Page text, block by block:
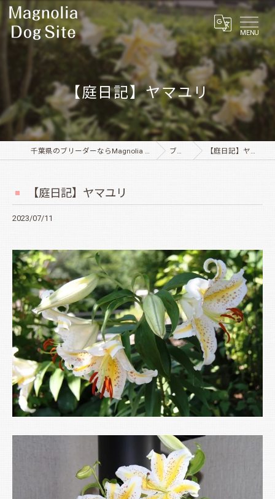
MENU
【庭日記】ヤマユリ
千葉県のブリーダーならMagnolia Dog Site ブログ 【庭日記】ヤマユリ
【庭日記】ヤマユリ
2023/07/11